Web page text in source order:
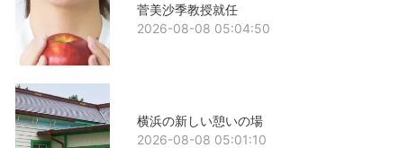
菅美沙季教授就任
2026-08-08 05:04:50
横浜の新しい憩いの場
2026-08-08 05:01:10